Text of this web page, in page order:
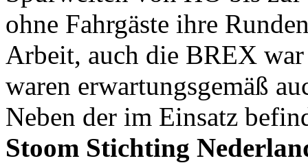
ohne Fahrgäste ihre
Arbeit, auch die BREX
waren erwartungsgemäß
Neben der im Einsatz
Stoom Stichting